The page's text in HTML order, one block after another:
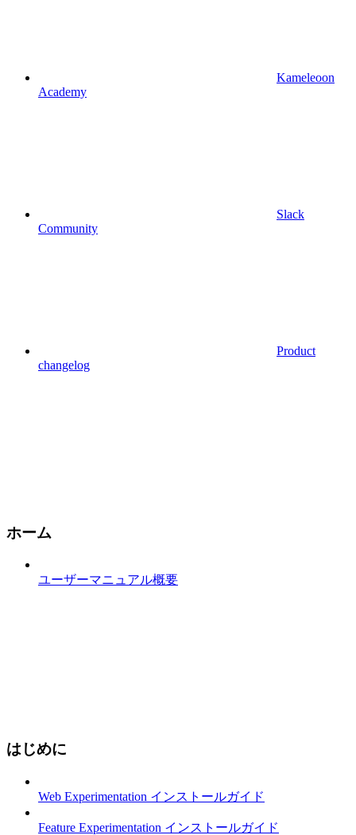
Kameleoon
Academy
Slack
Community
Product
changelog
ホーム
ユーザーマニュアル概要
はじめに
Web Experimentation インストールガイド
Feature Experimentation インストールガイド